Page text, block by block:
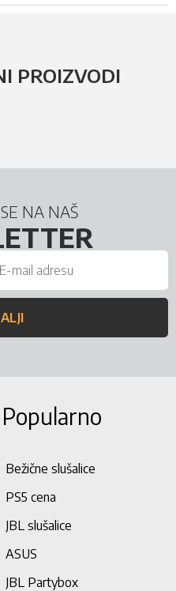
PROIZVODI
NA NAŠ
Bežične slušalice
PS5 cena
JBL slušalice
ASUS
JBL Partybox